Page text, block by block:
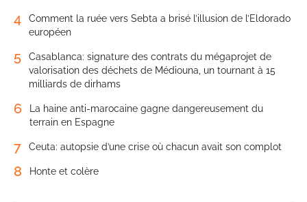
4
Comment la ruée vers Sebta a brisé l’illusion de l’Eldorado
européen
5
Casablanca: signature des contrats du mégaprojet de
valorisation des déchets de Médiouna, un tournant à 15
milliards de dirhams
6
La haine anti-marocaine gagne dangereusement du
terrain en Espagne
7 Ceuta: autopsie d’une crise où chacun avait son complot
8 Honte et colère